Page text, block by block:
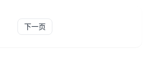
下一页